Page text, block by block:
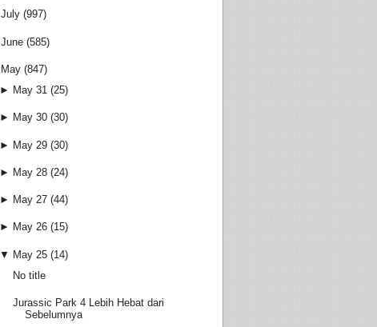
July (997)
June (585)
May (847)
► May 31 (25)
► May 30 (30)
► May 29 (30)
► May 28 (24)
► May 27 (44)
► May 26 (15)
▼ May 25 (14)
No title
Jurassic Park 4 Lebih Hebat dari
Sebelumnya